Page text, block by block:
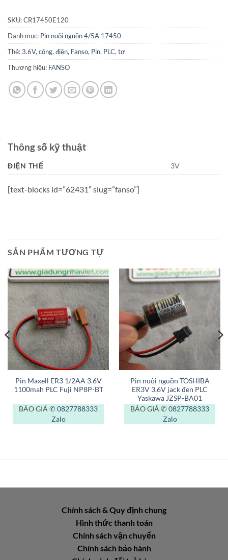
SKU:CR17450E120
Danh mục: Pin nuôi nguồn 4/5A 17450
Thẻ:3.6V, công, điện, Fanso, Pin, PLC, tơ
Thương hiệu: FANSO
Thông số kỹ thuật
ĐIỆN THẾ 3V
[text-blocks id=”62431″ slug=”fanso”]
SẢN PHẨM TƯƠNG TỰ
Pin Maxell ER3 1/2AA 3.6V
1100mah PLC Fuji NP8P-BT
BÁO GIÁ ✆ 0827788333
Zalo
Pin nuôi nguồn TOSHIBA
ER3V 3.6V jack đen PLC
Yaskawa JZSP-BA01
BÁO GIÁ ✆ 0827788333
Zalo
Chính sách & Quy định chung
Hình thức thanh toán
Chính sách vận chuyển
Chính sách bảo hành